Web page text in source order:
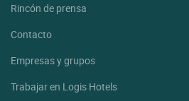
Rincón de prensa
Contacto
Empresas y grupos
Trabajar en Logis Hotels